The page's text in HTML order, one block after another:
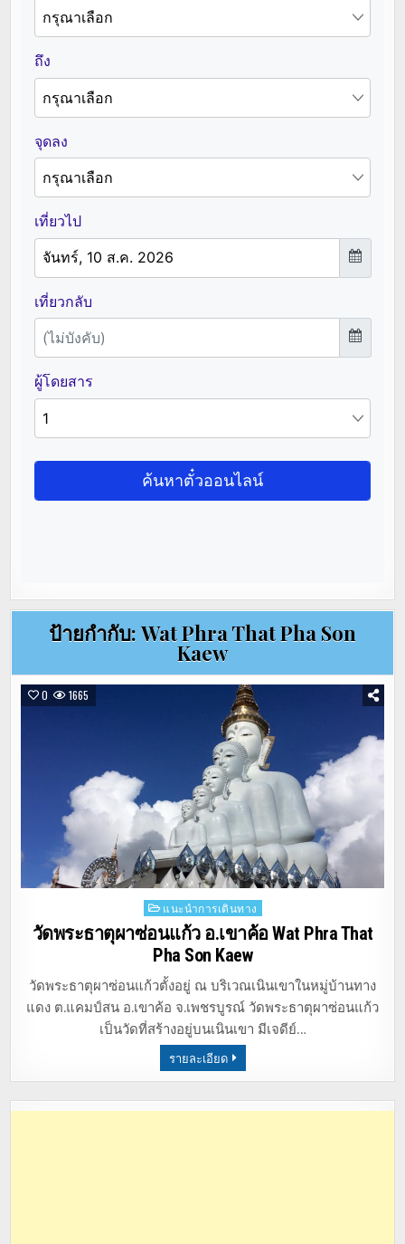
ป้ายกำกับ: Wat Phra That Pha Son
Kaew
0 1665
Posted
in
แนะนำการเดินทาง
วัดพระธาตุผาซ่อนแก้ว อ.เขาค้อ Wat Phra That
Pha Son Kaew
วัดพระธาตุผาซ่อนแก้วตั้งอยู่ ณ บริเวณเนินเขาในหมู่บ้านทาง
แดง ต.แคมป์สน อ.เขาค้อ จ.เพชรบูรณ์ วัดพระธาตุผาซ่อนแก้ว
เป็นวัดที่สร้างอยู่บนเนินเขา มีเจดีย์…
รายละเอียด